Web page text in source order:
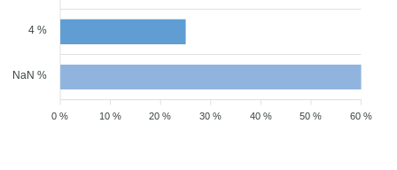
4 %
NaN %
60 %
50 %
40 %
30 %
20 %
10 %
0 %